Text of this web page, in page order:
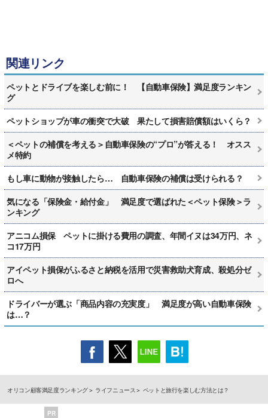
関連リンク
ペットとドライブを楽しむ前に！ 【自動車保険】満足度ランキン
グ
ペットショップが車の衝突で大破 果たして損害賠償額はいくら？
＜ペットの補償を考える＞自動車保険の“プロ”が答える！ オスス
メ特約
もし車に動物が接触したら… 自動車保険の補償は受けられる？
気になる「保険金・給付金」 満足度で選ばれた＜ペット保険＞ラ
ンキング
アニコム損保 ペットに掛ける費用の調査、年間イヌは34万円、ネ
コ17万円
アイペット損保がふるさと納税を活用で災害救助犬育成、殺処分ゼ
ロへ
ドライバーが選ぶ「商品内容の充実度」 満足度が高い自動車保険
は…？
オリコン顧客満足度ランキング ライフニュース ペットと旅行を楽しむ方法とは？
PR